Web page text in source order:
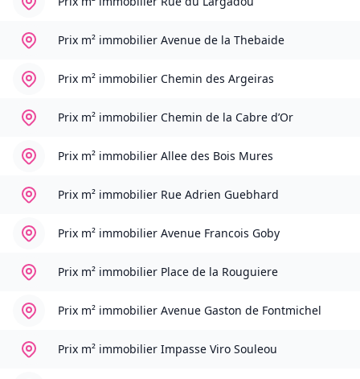
Prix m² immobilier Avenue de la Thebaide
Prix m² immobilier Chemin des Argeiras
Prix m² immobilier Chemin de la Cabre d’Or
Prix m² immobilier Allee des Bois Mures
Prix m² immobilier Rue Adrien Guebhard
Prix m² immobilier Avenue Francois Goby
Prix m² immobilier Place de la Rouguiere
Prix m² immobilier Avenue Gaston de Fontmichel
Prix m² immobilier Impasse Viro Souleou